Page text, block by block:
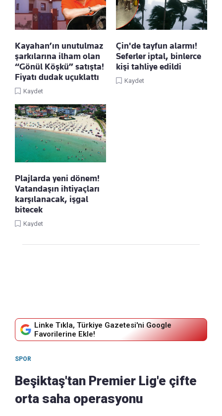
Kayahan’ın unutulmaz
şarkılarına ilham olan
“Gönül Köşkü” satışta!
Fiyatı dudak uçuklattı
Kaydet
Çin'de tayfun alarmı!
Seferler iptal, binlerce
kişi tahliye edildi
Kaydet
Plajlarda yeni dönem!
Vatandaşın ihtiyaçları
karşılanacak, işgal
bitecek
Kaydet
Linke Tıkla, Türkiye Gazetesi'ni Google
Favorilerine Ekle!
SPOR
Beşiktaş'tan Premier Lig'e çifte
orta saha operasyonu